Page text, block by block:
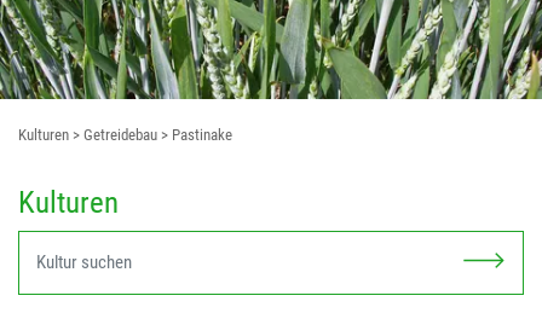
Kulturen > Getreidebau > Pastinake
Kulturen